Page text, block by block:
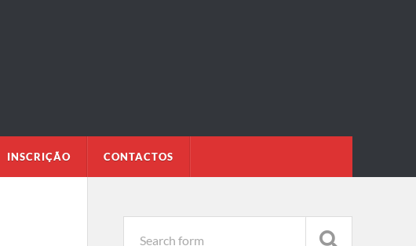
INSCRIÇÃO CONTACTOS